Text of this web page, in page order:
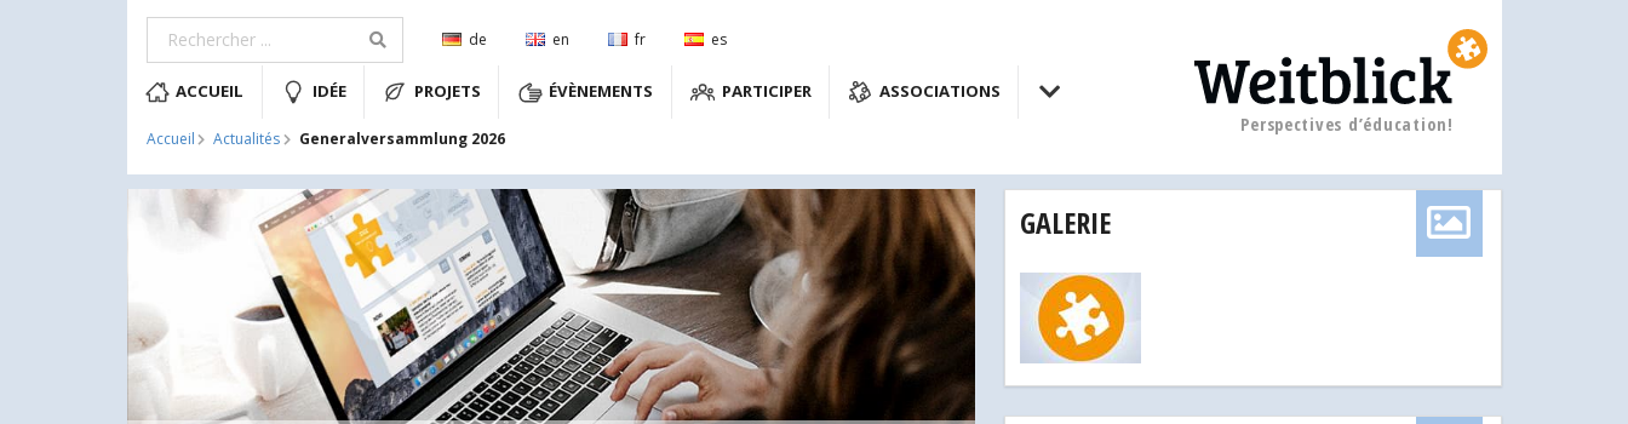
de en fr es
ACCUEIL IDÉE PROJETS ÉVÈNEMENTS PARTICIPER ASSOCIATIONS
Accueil Actualités Generalversammlung 2026
Perspectives d’éducation!
GALERIE